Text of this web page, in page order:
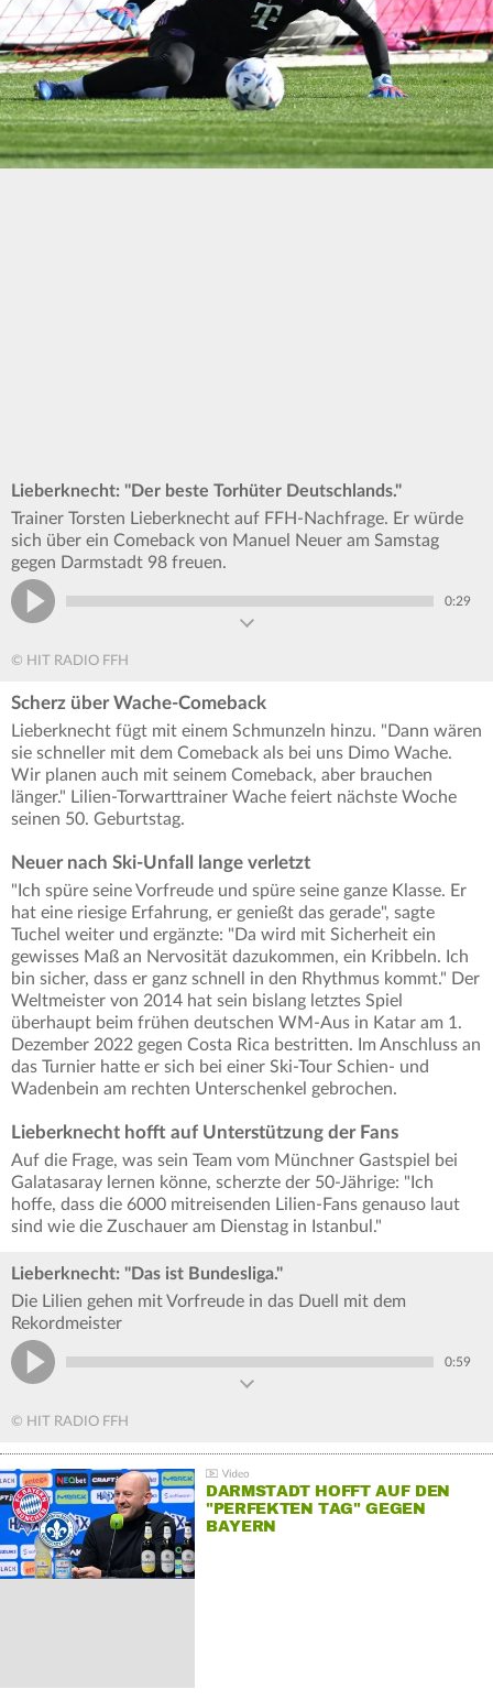
Lieberknecht: "Der beste Torhüter Deutschlands."
Trainer Torsten Lieberknecht auf FFH-Nachfrage. Er würde
sich über ein Comeback von Manuel Neuer am Samstag
gegen Darmstadt 98 freuen.
0:29
© HIT RADIO FFH
Scherz über Wache-Comeback
Lieberknecht fügt mit einem Schmunzeln hinzu. "Dann wären
sie schneller mit dem Comeback als bei uns Dimo Wache.
Wir planen auch mit seinem Comeback, aber brauchen
länger." Lilien-Torwarttrainer Wache feiert nächste Woche
seinen 50. Geburtstag.
Neuer nach Ski-Unfall lange verletzt
"Ich spüre seine Vorfreude und spüre seine ganze Klasse. Er
hat eine riesige Erfahrung, er genießt das gerade", sagte
Tuchel weiter und ergänzte: "Da wird mit Sicherheit ein
gewisses Maß an Nervosität dazukommen, ein Kribbeln. Ich
bin sicher, dass er ganz schnell in den Rhythmus kommt." Der
Weltmeister von 2014 hat sein bislang letztes Spiel
überhaupt beim frühen deutschen WM-Aus in Katar am 1.
Dezember 2022 gegen Costa Rica bestritten. Im Anschluss an
das Turnier hatte er sich bei einer Ski-Tour Schien- und
Wadenbein am rechten Unterschenkel gebrochen.
Lieberknecht hofft auf Unterstützung der Fans
Auf die Frage, was sein Team vom Münchner Gastspiel bei
Galatasaray lernen könne, scherzte der 50-Jährige: "Ich
hoffe, dass die 6000 mitreisenden Lilien-Fans genauso laut
sind wie die Zuschauer am Dienstag in Istanbul."
Lieberknecht: "Das ist Bundesliga."
Die Lilien gehen mit Vorfreude in das Duell mit dem
Rekordmeister
0:59
© HIT RADIO FFH
DARMSTADT HOFFT AUF DEN
"PERFEKTEN TAG" GEGEN
BAYERN